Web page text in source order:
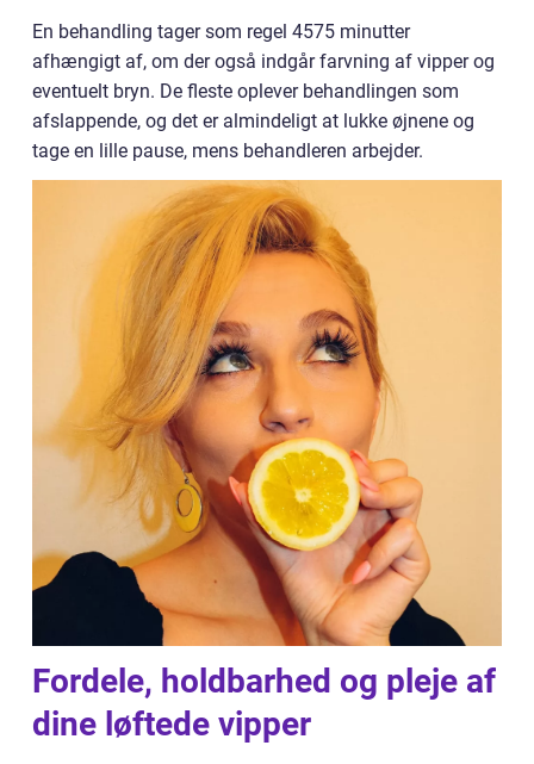
En behandling tager som regel 4575 minutter
afhængigt af, om der også indgår farvning af vipper og
eventuelt bryn. De fleste oplever behandlingen som
afslappende, og det er almindeligt at lukke øjnene og
tage en lille pause, mens behandleren arbejder.
Fordele, holdbarhed og pleje af
dine løftede vipper